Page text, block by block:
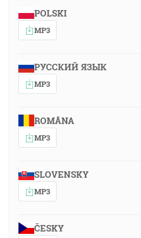
POLSKI
MP3
РУССКИЙ ЯЗЫК
MP3
ROMÂNA
MP3
SLOVENSKY
MP3
ČESKY